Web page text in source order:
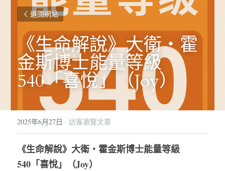
返回網站
《生命解說》大衛・霍
金斯博士能量等級
540「喜悅」（Joy）
2025年6月27日 · 訪客瀏覽文章
《生命解說》大衛・霍金斯博士能量等級
540「喜悅」（Joy）